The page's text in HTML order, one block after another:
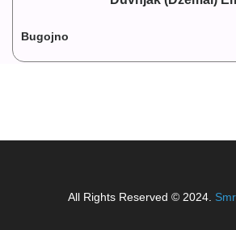
Bugojno
All Rights Reserved © 2024.